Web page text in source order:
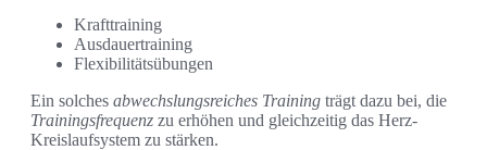
Krafttraining
Ausdauertraining
Flexibilitätsübungen
Ein solches abwechslungsreiches Training trägt dazu bei, die
Trainingsfrequenz zu erhöhen und gleichzeitig das Herz-
Kreislaufsystem zu stärken.